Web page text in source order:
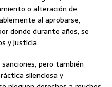
o alteración de
al aprobarse,
donde durante años, se
y justicia.
pero también
silenciosa y